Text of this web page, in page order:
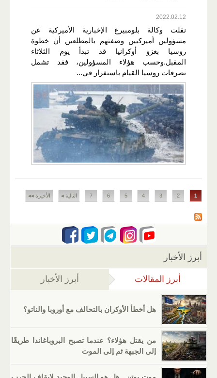
2022.02.12
نقلت وكالة بلومبيرغ الإخبارية الأميركية عن
مسؤولين أميركيين وصفتهم بالمطلعين أن خطوة
روسيا بغزو أوكرانيا قد تبدأ يوم الثلاثاء
المقبل.وحسب هؤلاء المسؤولين، فقد تشمل
تصرفات روسيا القيام باستفزاز في...
الصفحات
1
2
3
4
5
6
7 التالية ◂ الأخيرة ◂◂
أبرز الأخبار
أبرز المقالات (علامة التبويب النشطة)
أبرز الأخبار
هل أخطأ الأوكران بالتحالف مع أوروبا والناتو؟
من يقتل هؤلاء؟ عندما تصبح البروباغاندا طريقًا
إلى الجبهة ثم إلى الموت